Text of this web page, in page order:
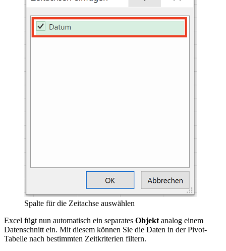
Spalte für die Zeitachse auswählen
Excel fügt nun automatisch ein separates Objektanalog einem
Datenschnitt ein. Mit diesem können Sie die Daten in der Pivot-
Tabelle nach bestimmten Zeitkriterien filtern.